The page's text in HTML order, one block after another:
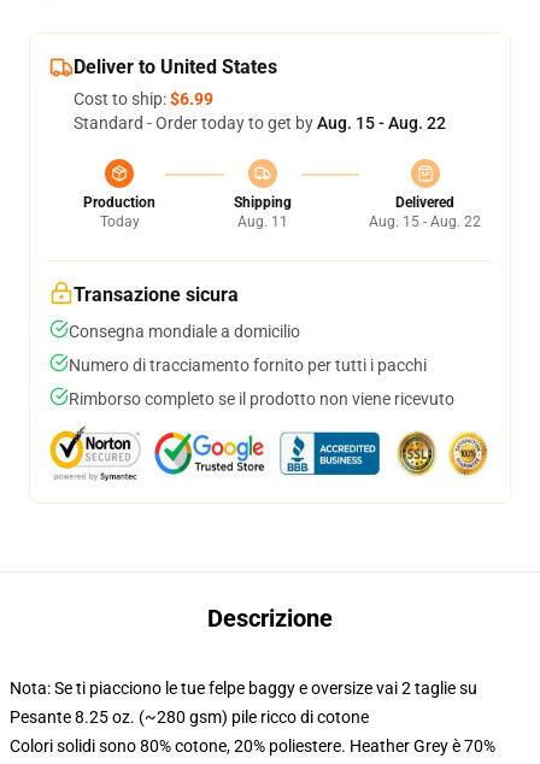
Deliver to United States
Cost to ship:$6.99
Standard - Order today to get byAug. 15 - Aug. 22
Production
Today
Shipping
Aug. 11
Delivered
Aug. 15 - Aug. 22
Transazione sicura
Consegna mondiale a domicilio
Numero di tracciamento fornito per tutti i pacchi
Rimborso completo se il prodotto non viene ricevuto
Descrizione
Nota: Se ti piacciono le tue felpe baggy e oversize vai 2 taglie su
Pesante 8.25 oz. (~280 gsm) pile ricco di cotone
Colori solidi sono 80% cotone, 20% poliestere. Heather Grey è 70%